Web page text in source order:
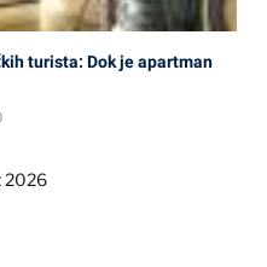
turista: Dok je apartman